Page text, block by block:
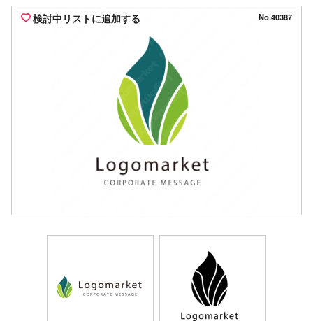
検討中リストに追加する No.40387